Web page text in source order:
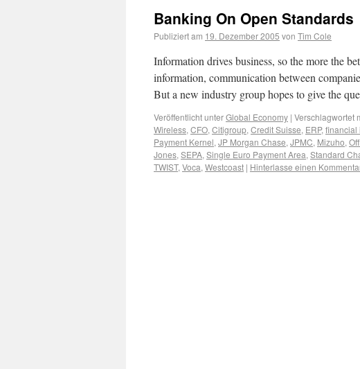
Banking On Open Standards
Publiziert am 19. Dezember 2005 von Tim Cole
Information drives business, so the more the
information, communication between
But a new industry group hopes to give the
Veröffentlicht unterGlobal Economy | Verschlagwortet
Wireless, CFO, Citigroup, Credit Suisse, ERP, financial
Payment Kernel, JP Morgan Chase, JPMC, Mizuho,
Jones, SEPA, Single Euro Payment Area, Standard
TWIST, Voca, Westcoast | Hinterlasse einen